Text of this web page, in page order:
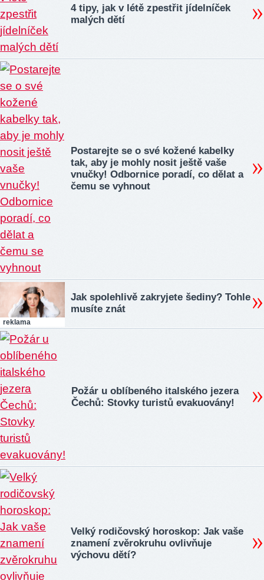
4 tipy, jak v létě zpestřit jídelníček
malých dětí
Postarejte se o své kožené kabelky
tak, aby je mohly nosit ještě vaše
vnučky! Odbornice poradí, co dělat a
čemu se vyhnout
reklama
Jak spolehlivě zakryjete šediny? Tohle
musíte znát
Požár u oblíbeného italského jezera
Čechů: Stovky turistů evakuovány!
Velký rodičovský horoskop: Jak vaše
znamení zvěrokruhu ovlivňuje
výchovu dětí?